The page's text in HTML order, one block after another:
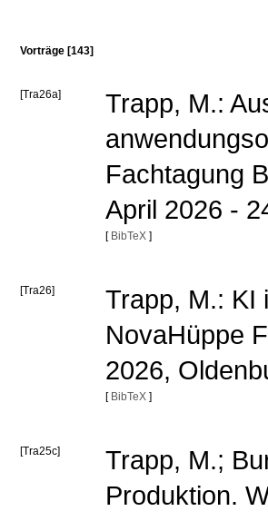
Vorträge [143]
[Tra26a]
Trapp, M.:
Fachtagung
April 2026 -
[ BibTeX ]
[Tra26]
Trapp, M.: KI
NovaHüppe
2026,
[ BibTeX ]
[Tra25c]
Trapp, M.;
Produktion.